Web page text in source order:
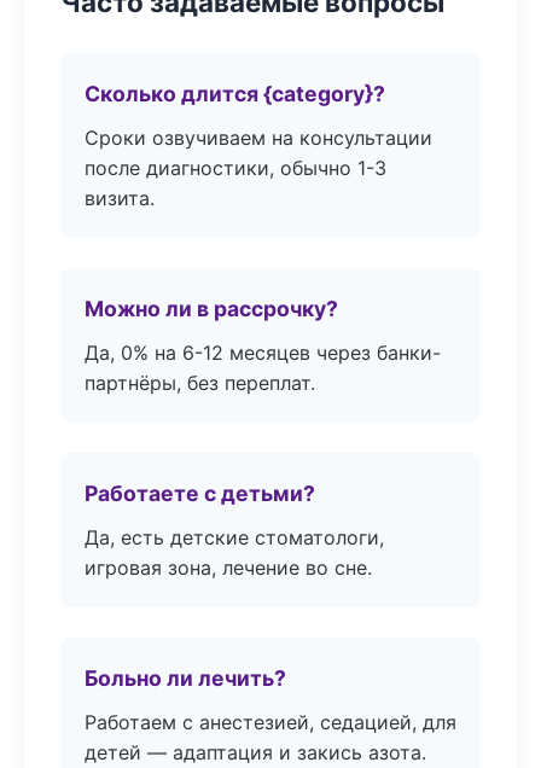
Сколько длится {category}?
Сроки озвучиваем на консультации
после диагностики, обычно 1-3
визита.
Можно ли в рассрочку?
Да, 0% на 6-12 месяцев через банки-
партнёры, без переплат.
Работаете с детьми?
Да, есть детские стоматологи,
игровая зона, лечение во сне.
Больно ли лечить?
Работаем с анестезией, седацией, для
детей — адаптация и закись азота.